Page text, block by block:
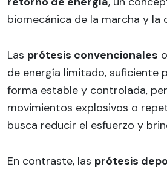
biomecánica de la marcha y la
Las prótesis convencionales
de energía limitado, suficiente
forma estable y controlada,
movimientos explosivos o
busca reducir el esfuerzo y
En contraste, las prótesis